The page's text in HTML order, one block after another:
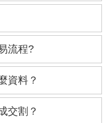
流程?
資料？
交割？